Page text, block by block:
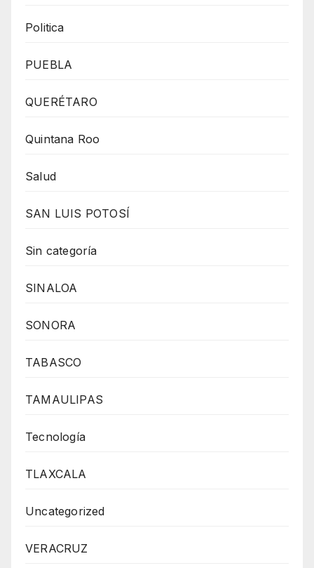
Politica
PUEBLA
QUERÉTARO
Quintana Roo
Salud
SAN LUIS POTOSÍ
Sin categoría
SINALOA
SONORA
TABASCO
TAMAULIPAS
Tecnología
TLAXCALA
Uncategorized
VERACRUZ